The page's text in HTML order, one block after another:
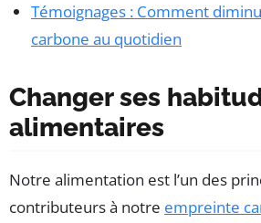
Témoignages : Comment
carbone au quotidien
Changer ses
alimentaires
Notre alimentation est l’un des
contributeurs à notre empreinte